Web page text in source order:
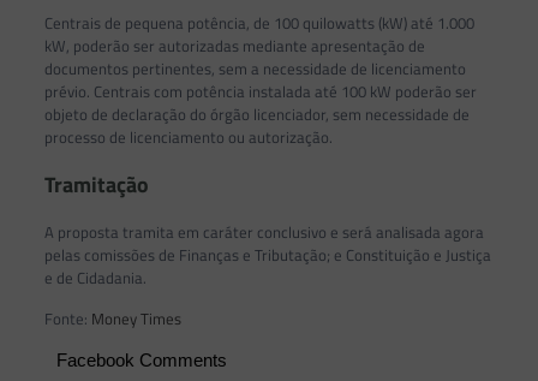
Centrais de pequena potência, de 100 quilowatts (kW) até 1.000
kW, poderão ser autorizadas mediante apresentação de
documentos pertinentes, sem a necessidade de licenciamento
prévio. Centrais com potência instalada até 100 kW poderão ser
objeto de declaração do órgão licenciador, sem necessidade de
processo de licenciamento ou autorização.
Tramitação
A proposta tramita em caráter conclusivo e será analisada agora
pelas comissões de Finanças e Tributação; e Constituição e Justiça
e de Cidadania.
Fonte: Money Times
Facebook Comments